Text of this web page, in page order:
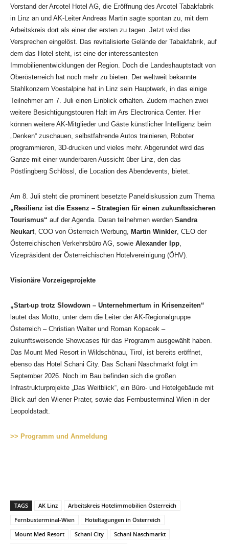
Vorstand der Arcotel Hotel AG, die Eröffnung des Arcotel Tabakfabrik
in Linz an und AK-Leiter Andreas Martin sagte spontan zu, mit dem
Arbeitskreis dort als einer der ersten zu tagen. Jetzt wird das
Versprechen eingelöst. Das revitalisierte Gelände der Tabakfabrik, auf
dem das Hotel steht, ist eine der interessantesten
Immobilienentwicklungen der Region. Doch die Landeshauptstadt von
Oberösterreich hat noch mehr zu bieten. Der weltweit bekannte
Stahlkonzern Voestalpine hat in Linz sein Hauptwerk, in das einige
Teilnehmer am 7. Juli einen Einblick erhalten. Zudem machen zwei
weitere Besichtigungstouren Halt im Ars Electronica Center. Hier
können weitere AK-Mitglieder und Gäste künstlicher Intelligenz beim
„Denken“ zuschauen, selbstfahrende Autos trainieren, Roboter
programmieren, 3D-drucken und vieles mehr. Abgerundet wird das
Ganze mit einer wunderbaren Aussicht über Linz, den das
Pöstlingberg Schlössl, die Location des Abendevents, bietet.
Am 8. Juli steht die prominent besetzte Paneldiskussion zum Thema
„Resilienz ist die Essenz – Strategien für einen zukunftssicheren
Tourismus“ auf der Agenda. Daran teilnehmen werden Sandra
Neukart, COO von Österreich Werbung, Martin Winkler, CEO der
Österreichischen Verkehrsbüro AG, sowie Alexander Ipp,
Vizepräsident der Österreichischen Hotelvereinigung (ÖHV).
Visionäre Vorzeigeprojekte
„Start-up trotz Slowdown – Unternehmertum in Krisenzeiten“
lautet das Motto, unter dem die Leiter der AK-Regionalgruppe
Österreich – Christian Walter und Roman Kopacek –
zukunftsweisende Showcases für das Programm ausgewählt haben.
Das Mount Med Resort in Wildschönau, Tirol, ist bereits eröffnet,
ebenso das Hotel Schani City. Das Schani Naschmarkt folgt im
September 2026. Noch im Bau befinden sich die großen
Infrastrukturprojekte „Das Weitblick“, ein Büro- und Hotelgebäude mit
Blick auf den Wiener Prater, sowie das Fernbusterminal Wien in der
Leopoldstadt.
>> Programm und Anmeldung
TAGS AK Linz
Arbeitskreis Hotelimmobilien Österreich
Fernbusterminal-Wien
Hoteltagungen in Österreich
Mount Med Resort
Schani City
Schani Naschmarkt